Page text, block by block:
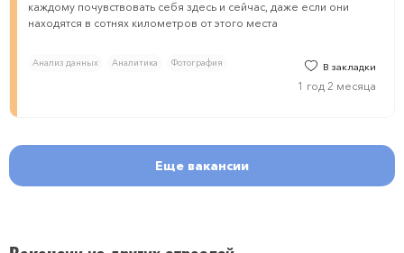
каждому почувствовать себя здесь и сейчас, даже если они
находятся в сотнях километров от этого места
Анализ данных Аналитика Фотография В закладки
1 год 2 месяца
Еще вакансии